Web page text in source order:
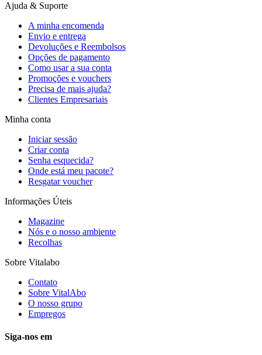
Ajuda & Suporte
A minha encomenda
Envio e entrega
Devoluções e Reembolsos
Opções de pagamento
Como usar a sua conta
Promoções e vouchers
Precisa de mais ajuda?
Clientes Empresariais
Minha conta
Iniciar sessão
Criar conta
Senha esquecida?
Onde está meu pacote?
Resgatar voucher
Informações Úteis
Magazine
Nós e o nosso ambiente
Recolhas
Sobre Vitalabo
Contato
Sobre VitalAbo
O nosso grupo
Empregos
Siga-nos em